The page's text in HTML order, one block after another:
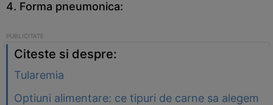
4. Forma pneumonica:
Citeste si despre:
Tularemia
Optiuni alimentare: ce tipuri de carne sa alegem